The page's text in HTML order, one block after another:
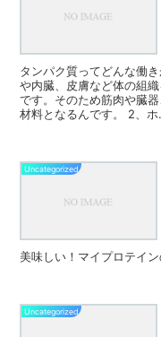
タンパク質ってどんな働
や内臓、皮膚など体の組
です。そのため筋肉や臓
材料となるんです。 2、ホ
Uncategorized
美味しい！マイプロテイ
Uncategorized